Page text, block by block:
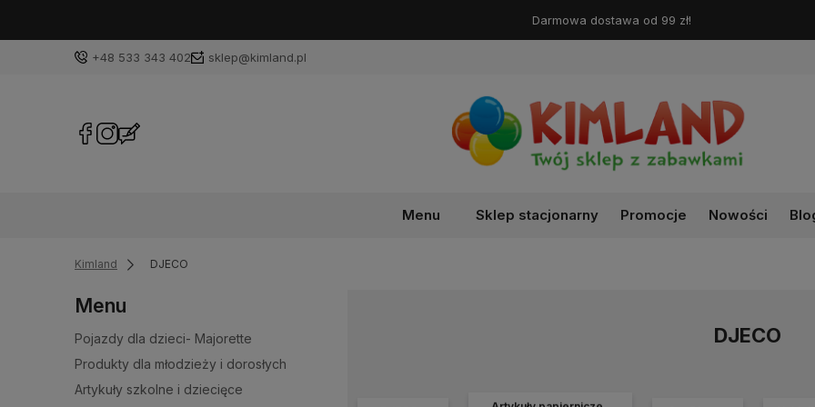
Darmowa dostawa od 99 zł!
+48 533 343 402 sklep@kimland.pl
Menu Sklep stacjonarny Promocje Nowości
Kimland DJECO
Menu
Pojazdy dla dzieci- Majorette
Produkty dla młodzieży i dorosłych
Artykuły szkolne i dziecięce
DJECO